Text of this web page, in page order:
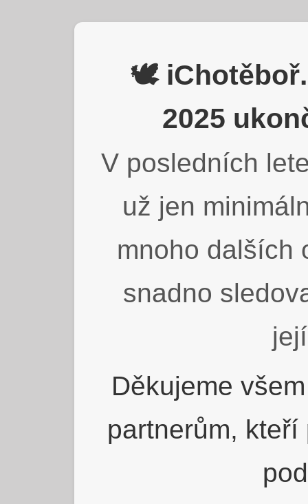
🕊️
2025
V posledních
už jen
mnoho dalších
snadno
Děkujeme
partnerům,